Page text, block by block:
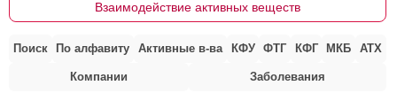
Взаимодействие активных веществ
Поиск По алфавиту Активные в-ва КФУ ФТГ КФГ МКБ АТХ
Компании Заболевания